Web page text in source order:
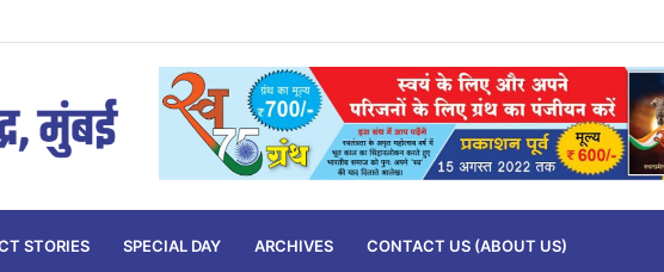
STORIES SPECIAL DAY ARCHIVES CONTACT US (ABOUT US)